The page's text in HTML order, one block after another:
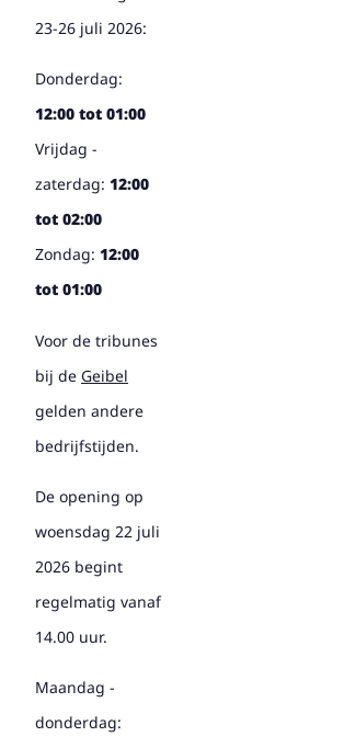
23-26 juli 2026:
Donderdag:
12:00 tot 01:00
Vrijdag -
zaterdag: 12:00
tot 02:00
Zondag: 12:00
tot 01:00
Voor de tribunes
bij de Geibel
gelden andere
bedrijfstijden.
De opening op
woensdag 22 juli
2026 begint
regelmatig vanaf
14.00 uur.
Maandag -
donderdag: